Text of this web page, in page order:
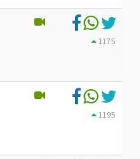
1175
1195